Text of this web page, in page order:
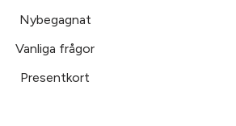
Nybegagnat
Vanliga frågor
Presentkort